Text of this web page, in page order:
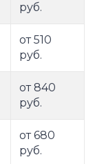
руб.
от 510
руб.
от 840
руб.
от 680
руб.